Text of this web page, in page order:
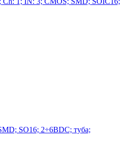
SO16; 2÷6ВDC; туба;